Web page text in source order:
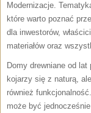
Modernizacje.
które warto poznać
dla inwestorów,
materiałów oraz
Domy drewniane od
kojarzy się z naturą,
również
może być